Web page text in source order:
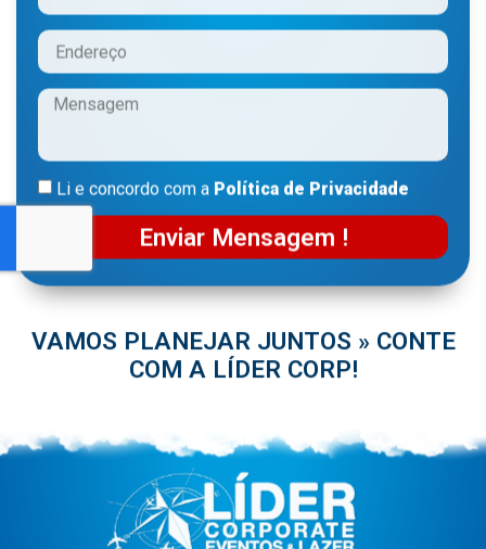
Li e concordo com a Política de Privacidade
Enviar Mensagem !
VAMOS PLANEJAR JUNTOS » CONTE
COM A LÍDER CORP!